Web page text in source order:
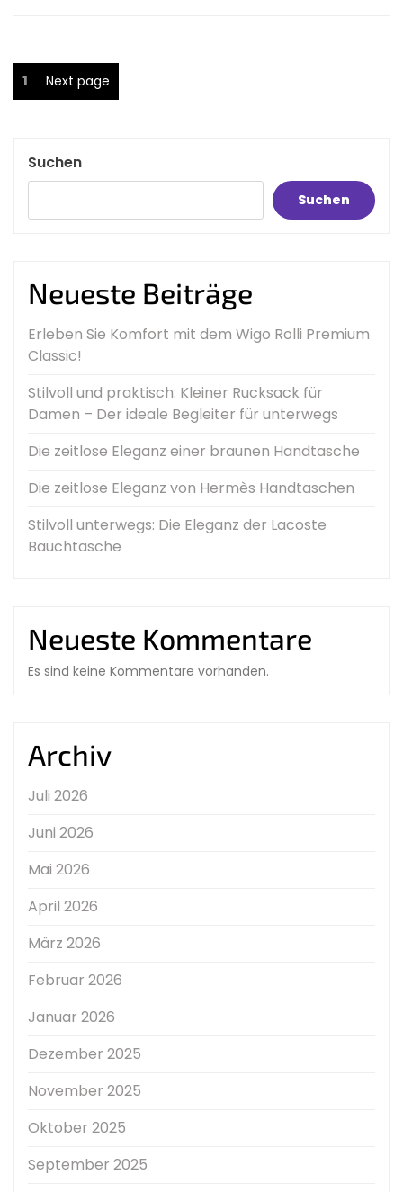
Seitennummerierung
Beiträge
Page
1 Next page
Suchen
Suchen
Neueste Beiträge
Erleben Sie Komfort mit dem Wigo Rolli Premium
Classic!
Stilvoll und praktisch: Kleiner Rucksack für
Damen – Der ideale Begleiter für unterwegs
Die zeitlose Eleganz einer braunen Handtasche
Die zeitlose Eleganz von Hermès Handtaschen
Stilvoll unterwegs: Die Eleganz der Lacoste
Bauchtasche
Neueste Kommentare
Es sind keine Kommentare vorhanden.
Archiv
Juli 2026
Juni 2026
Mai 2026
April 2026
März 2026
Februar 2026
Januar 2026
Dezember 2025
November 2025
Oktober 2025
September 2025